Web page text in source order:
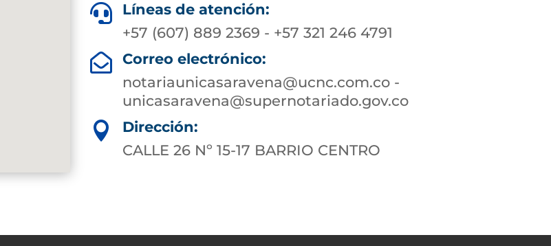

Líneas de atención:
+57 (607) 889 2369 - +57 321 246 4791

Correo electrónico:
notariaunicasaravena@ucnc.com.co -
unicasaravena@supernotariado.gov.co

Dirección:
CALLE 26 Nº 15-17 BARRIO CENTRO